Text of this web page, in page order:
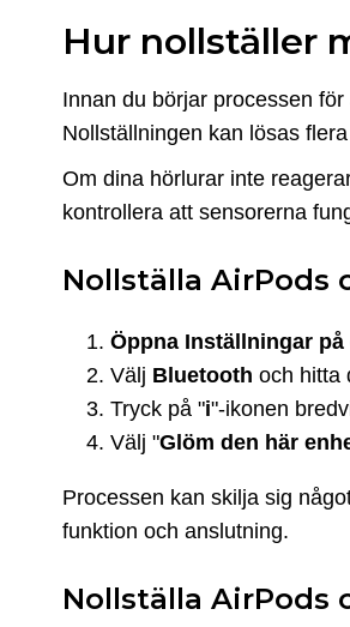
Hur nollställer
Innan du börjar processen
Nollställningen kan lösas
Om dina hörlurar inte
kontrollera att sensorerna
Nollställa AirPods
Öppna Inställningar på
Välj Bluetooth och hitta
Tryck på "i"-ikonen
Välj "Glöm den här
Processen kan skilja sig
funktion och anslutning.
Nollställa AirPods